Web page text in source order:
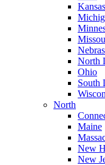
Kansas
North
Ohio
South
North
Maine
New
New